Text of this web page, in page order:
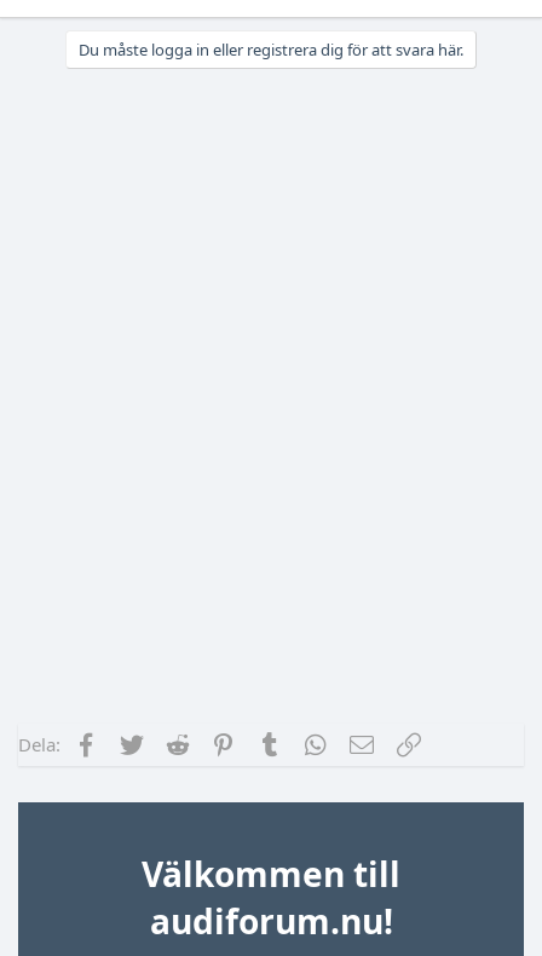
Du måste logga in eller registrera dig för att svara här.
Dela: Facebook
TwitterReddit PinterestTumblrWhatsApp
E-postLänk
Välkommen till
audiforum.nu!